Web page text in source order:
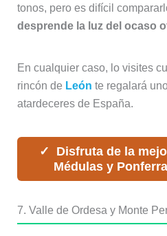
tonos, pero es difícil
desprende la luz del ocaso
En cualquier caso, lo visites
rincón de León te regalará
atardeceres de España.
Disfruta de la
Médulas y
7. Valle de Ordesa y Monte